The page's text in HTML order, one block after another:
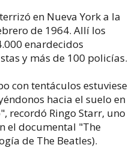
en Nueva York a la
de 1964. Allí los
enardecidos
y más de 100 policías.
con tentáculos estuviese
hacia el suelo en
recordó Ringo Starr, uno
el documental "The
de The Beatles).